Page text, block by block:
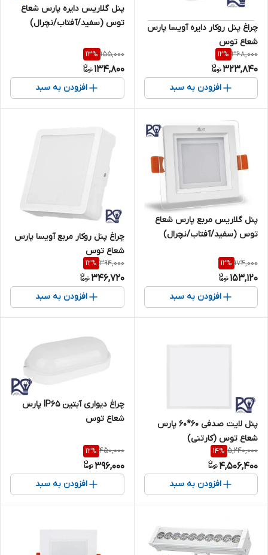
چراغ پنل روکار دایره آویسا پارس
شعاع توس
368,000
12%
323,840
افزودن به سبد
پنل گلاریس دایره پارس شعاع
توس (سفید/آفتاب/نچرال)
155,000
13%
134,800
افزودن به سبد
پنل گلاریس مربع پارس شعاع
توس (سفید/آفتاب/نچرال)
174,000
12%
153,120
افزودن به سبد
چراغ پنل روکار مربع آویسا پارس
شعاع توس
394,000
12%
346,720
افزودن به سبد
پنل لایت صدفی 60*60 پارس
شعاع توس (کارتنی)
5,240,000
14%
4,506,400
افزودن به سبد
چراغ دیواری آبتین IP65 پارس
شعاع توس
450,000
12%
396,000
افزودن به سبد